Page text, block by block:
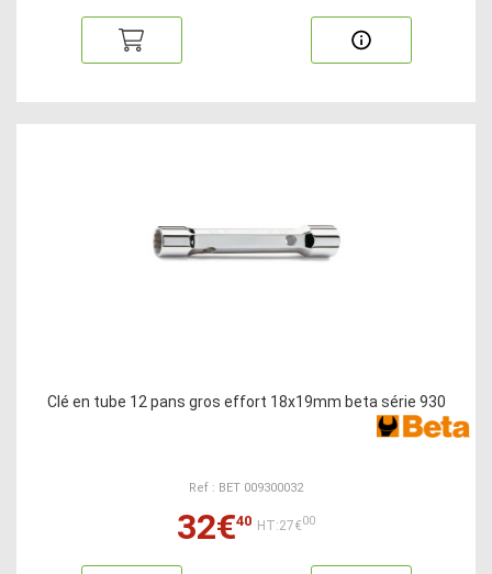
Clé en tube 12 pans gros effort 18x19mm beta série 930
Ref : BET 009300032
32€40 HT:27€00